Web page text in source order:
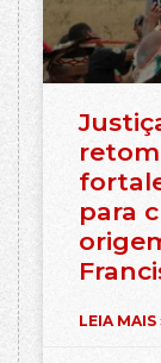
para
LEIA MAIS